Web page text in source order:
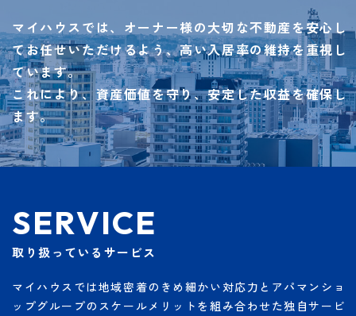
マイハウスでは、オーナー様の大切な不動産を安心し
てお任せいただけるよう、高い入居率の維持を重視し
ています。
これにより、資産価値を守り、安定した収益を確保し
ます。
SERVICE
取り扱っているサービス
マイハウスでは地域密着のきめ細かい対応力とアパマンショ
ップグループのスケールメリットを組み合わせた独自サービ